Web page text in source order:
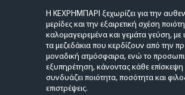
Η ΚΕΧΡΗΜΠΑΡΙ ξεχωρίζει για την
μερίδες και την εξαιρετική σχέση
καλομαγειρεμένα και γεμάτα γεύση,
τα μεζεδάκια που κερδίζουν από την
μοναδική ατμόσφαιρα, ενώ το
εξυπηρέτηση, κάνοντας κάθε επίσκεψη
συνδυάζει ποιότητα, ποσότητα και
επιστρέψεις.